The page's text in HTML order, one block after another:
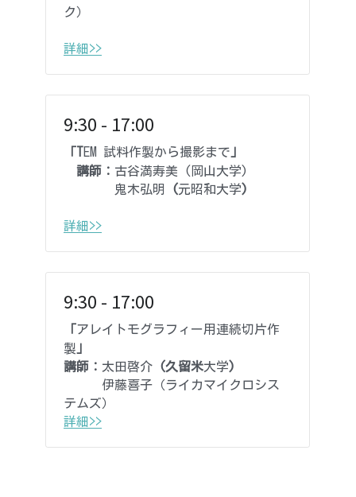
ク）
詳細>>
9:30 - 17:00
「TEM 試料作製から撮影まで
講師： 古谷満寿美 (岡山大学)
        鬼木弘明
(元昭和大学)
詳細>>
9:30 - 17:00
アレイトモグラフィー用連続切片作
製
講師： 太田啓介 (久留米大学)
テムズ）
詳細>>